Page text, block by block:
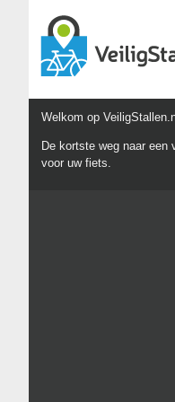
Welkom op
De kortste weg naar een
voor uw fiets.